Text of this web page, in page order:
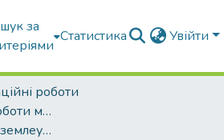
за
Статистика Увійти
роботи
Кваліфікаційні роботи магістрів
ОПП "Геодезія та землеустрій"